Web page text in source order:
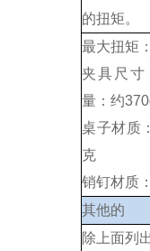
的扭矩。
最大扭矩
夹具尺寸
量：约
桌子材质
克
销钉材质
其他的
除上面列